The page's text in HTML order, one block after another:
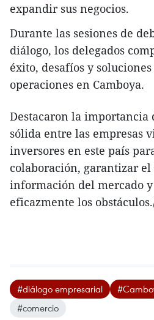
expandir sus negocios.
Durante las sesiones de
diálogo, los delegados
éxito, desafíos y
operaciones en Camboya.
Destacaron la importancia
sólida entre las empresas
inversores en este país
colaboración, garantizar el
información del mercado
eficazmente los
#diálogo empresarial
#comercio